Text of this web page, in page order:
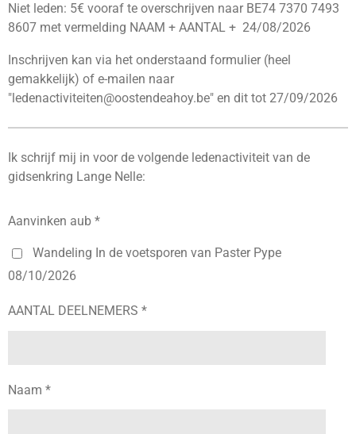
Niet leden: 5€ vooraf te overschrijven naar BE74 7370 7493
8607 met vermelding NAAM + AANTAL + 24/08/2026
Inschrijven kan via het onderstaand formulier (heel
gemakkelijk) of e-mailen naar
"ledenactiviteiten@oostendeahoy.be" en dit tot 27/09/2026
Ik schrijf mij in voor de volgende ledenactiviteit van de
gidsenkring Lange Nelle:
Aanvinken aub *
Wandeling In de voetsporen van Paster Pype
08/10/2026
AANTAL DEELNEMERS *
Naam *